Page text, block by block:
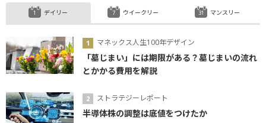
デイリー
マネックス人生100年デザイン
「墓じまい」には期限がある？墓じまいの流れ
とかかる費用を解説
ストラテジーレポート
半導体株の調整は底値をつけたか
ウイークリー マンスリー